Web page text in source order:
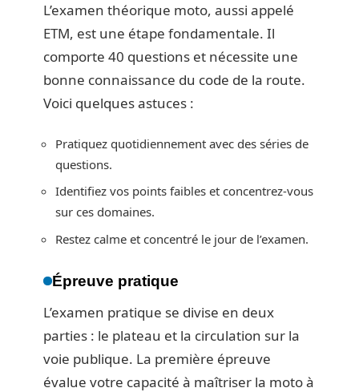
L’examen théorique moto, aussi appelé
ETM, est une étape fondamentale. Il
comporte 40 questions et nécessite une
bonne connaissance du code de la route.
Voici quelques astuces :
Pratiquez quotidiennement avec des séries de
questions.
Identifiez vos points faibles et concentrez-vous
sur ces domaines.
Restez calme et concentré le jour de l’examen.
Épreuve pratique
L’examen pratique se divise en deux
parties : le plateau et la circulation sur la
voie publique. La première épreuve
évalue votre capacité à maîtriser la moto à